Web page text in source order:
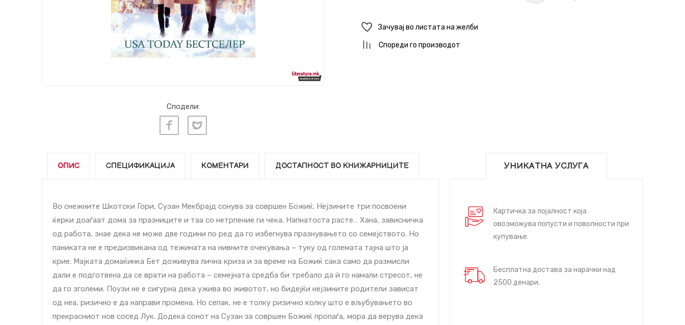
Сподели:
Зачувај во листата на желби
Спореди го производот
ОПИС СПЕЦИФИКАЦИЈА КОМЕНТАРИ ДОСТАПНОСТ ВО КНИЖАРНИЦИТЕ
Во снежните Шкотски Гори, Сузан Мекбрајд сонува за совршен Божиќ. Нејзините три посвоени
ќерки доаѓаат дома за празниците и таа со нетрпение ги чека. Напнатоста расте… Хана, зависничка
од работа, знае дека не може две години по ред да го избегнува празнувањето со семејството. Но
паниката не е предизвикана од тежината на нивните очекувања – туку од големата тајна што ја
крие. Мајката домаќинка Бет доживува лична криза и за време на Божиќ сака само да размисли
дали е подготвена да се врати на работа – семејната средба би требало да ѝ го намали стресот, не
да го зголеми. Поузи не е сигурна дека ужива во животот, но бидејќи нејзините родители зависат
од неа, ризично е да направи промена. Но сепак, не е толку ризично колку што е вљубувањето во
прекрасниот нов сосед Лук. Додека сонот на Сузан за совршен Божиќ пропаѓа, мора да верува дека
УНИКАТНА УСЛУГА
Картичка за лојалност која
овозможува попусти и поволности при
купување.
Бесплатна достава за нарачки над
2500 денари.